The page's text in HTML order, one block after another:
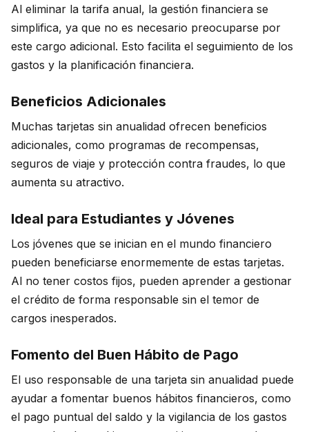
Al eliminar la tarifa anual, la gestión financiera se
simplifica, ya que no es necesario preocuparse por
este cargo adicional. Esto facilita el seguimiento de los
gastos y la planificación financiera.
Beneficios Adicionales
Muchas tarjetas sin anualidad ofrecen beneficios
adicionales, como programas de recompensas,
seguros de viaje y protección contra fraudes, lo que
aumenta su atractivo.
Ideal para Estudiantes y Jóvenes
Los jóvenes que se inician en el mundo financiero
pueden beneficiarse enormemente de estas tarjetas.
Al no tener costos fijos, pueden aprender a gestionar
el crédito de forma responsable sin el temor de
cargos inesperados.
Fomento del Buen Hábito de Pago
El uso responsable de una tarjeta sin anualidad puede
ayudar a fomentar buenos hábitos financieros, como
el pago puntual del saldo y la vigilancia de los gastos